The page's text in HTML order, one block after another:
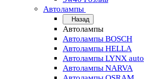
Автолампы
Назад
Автолампы
Автолампы BOSCH
Автолампы HELLA
Автолампы LYNX auto
Автолампы NARVA